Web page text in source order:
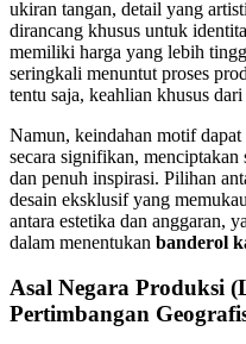
ukiran tangan, detail yang
dirancang khusus untuk
memiliki harga yang lebih
seringkali menuntut proses
tentu saja, keahlian khusus
Namun, keindahan motif
secara signifikan, menciptakan
dan penuh inspirasi. Pilihan
desain eksklusif yang
antara estetika dan anggaran,
dalam menentukan banderol
Asal Negara Produksi
Pertimbangan